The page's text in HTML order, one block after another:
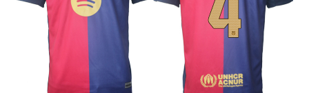
Mitt konto
Storleksguiden